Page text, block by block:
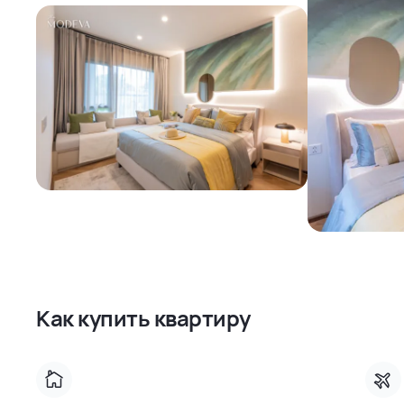
Как купить квартиру